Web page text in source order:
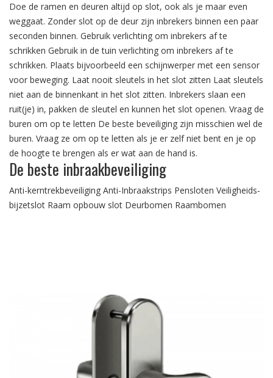
Doe de ramen en deuren altijd op slot, ook als je maar even
weggaat. Zonder slot op de deur zijn inbrekers binnen een paar
seconden binnen. Gebruik verlichting om inbrekers af te
schrikken Gebruik in de tuin verlichting om inbrekers af te
schrikken. Plaats bijvoorbeeld een schijnwerper met een sensor
voor beweging. Laat nooit sleutels in het slot zitten Laat sleutels
niet aan de binnenkant in het slot zitten. Inbrekers slaan een
ruit(je) in, pakken de sleutel en kunnen het slot openen. Vraag de
buren om op te letten De beste beveiliging zijn misschien wel de
buren. Vraag ze om op te letten als je er zelf niet bent en je op
de hoogte te brengen als er wat aan de hand is.
De beste inbraakbeveiliging
Anti-kerntrekbeveiliging Anti-Inbraakstrips Pensloten Veiligheids-
bijzetslot Raam opbouw slot Deurbomen Raambomen